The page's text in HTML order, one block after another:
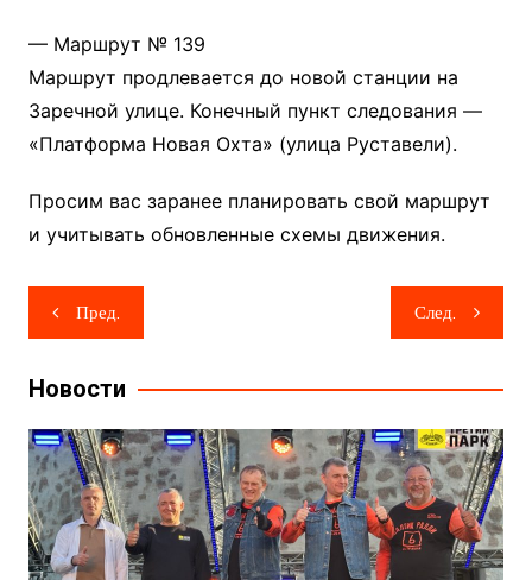
— Маршрут № 139
Маршрут продлевается до новой станции на
Заречной улице. Конечный пункт следования —
«Платформа Новая Охта» (улица Руставели).
Просим вас заранее планировать свой маршрут
и учитывать обновленные схемы движения.
Навигация
по
записям
Пред. След.
Новости